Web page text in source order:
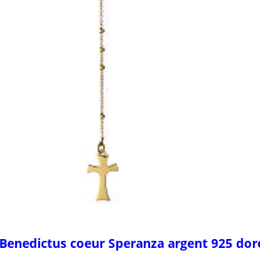
coeur Speranza argent 925